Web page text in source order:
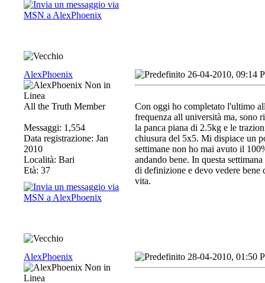
AlexPhoenix
All the Truth Member
Messaggi: 1,554
Data registrazione: Jan
2010
Località: Bari
Età: 37
26-04-2010, 09:14
Con oggi ho completato l'ultimo
frequenza all università ma, sono
la panca piana di 2.5kg e le
chiusura del 5x5. Mi dispiace un
settimane non ho mai avuto il
andando bene. In questa
di definizione e devo vedere
vita.
AlexPhoenix 28-04-2010, 01:50